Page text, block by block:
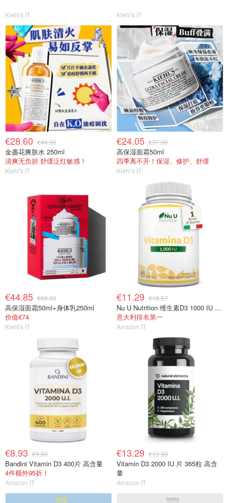
Kiehl's IT Kiehl's IT
€28.60 €44.00
金盏花爽肤水 250ml
清爽无负担 舒缓泛红敏感！
Kiehl's IT
€24.05 €37.00
高保湿面霜50ml
四季离不开！保湿、修护、舒缓
Kiehl's IT
€44.85 €69.00
高保湿面霜50ml+身体乳250ml
价值€74
Kiehl's IT
€11.29 €16.97
Nu U Nutrition 维生素D3 1000 IU 365粒
意大利排名第一
Amazon IT
€8.93 €9.90
Bandini Vitamin D3 400片 高含量
4件额外95折！
Amazon IT
€13.29 €13.99
Vitamin D3 2000 IU 片 365粒 高含
量
Amazon IT